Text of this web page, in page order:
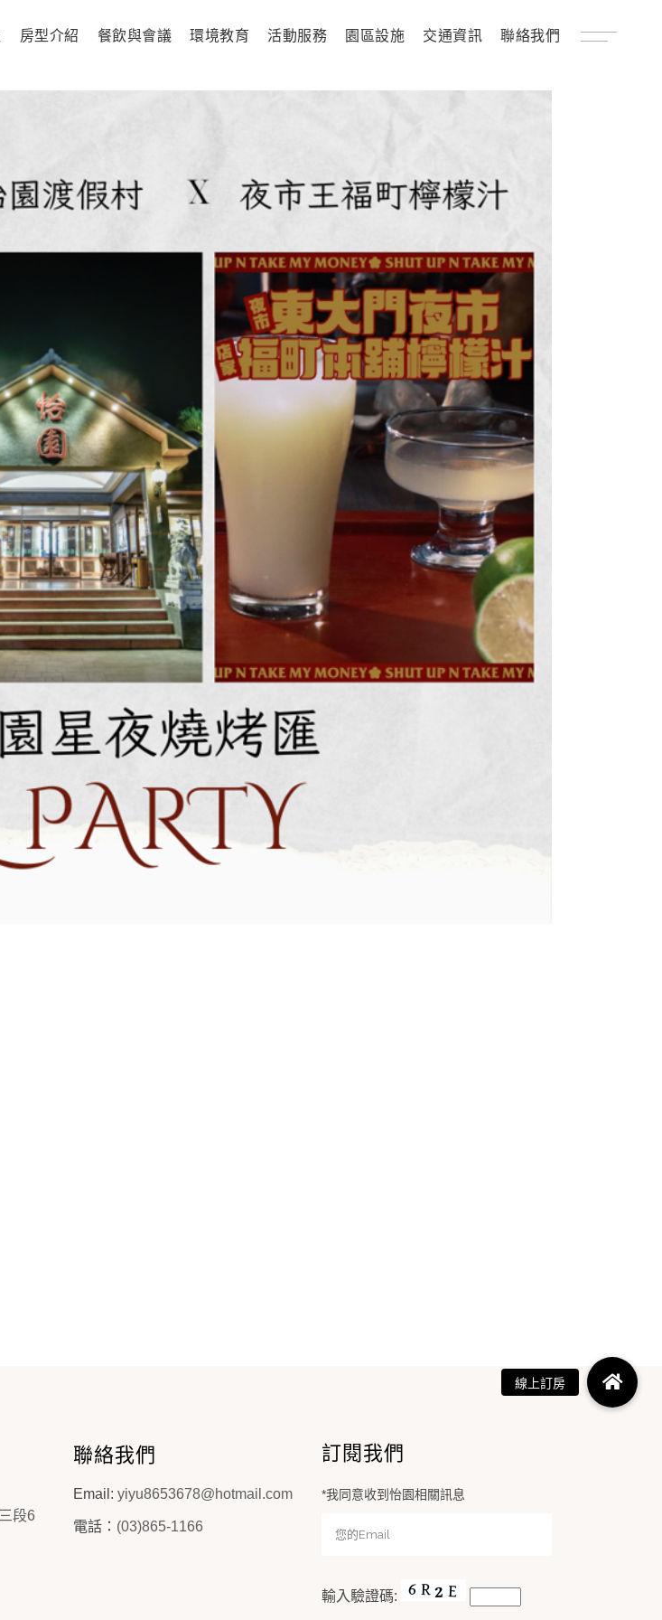
房型介紹 餐飲與會議 環境教育 活動服務 園區設施 交通資訊 聯絡我們
段6
聯絡我們
Email: yiyu8653678@hotmail.com
電話： (03)865-1166
訂閱我們
*我同意收到怡園相關訊息
輸入驗證碼: